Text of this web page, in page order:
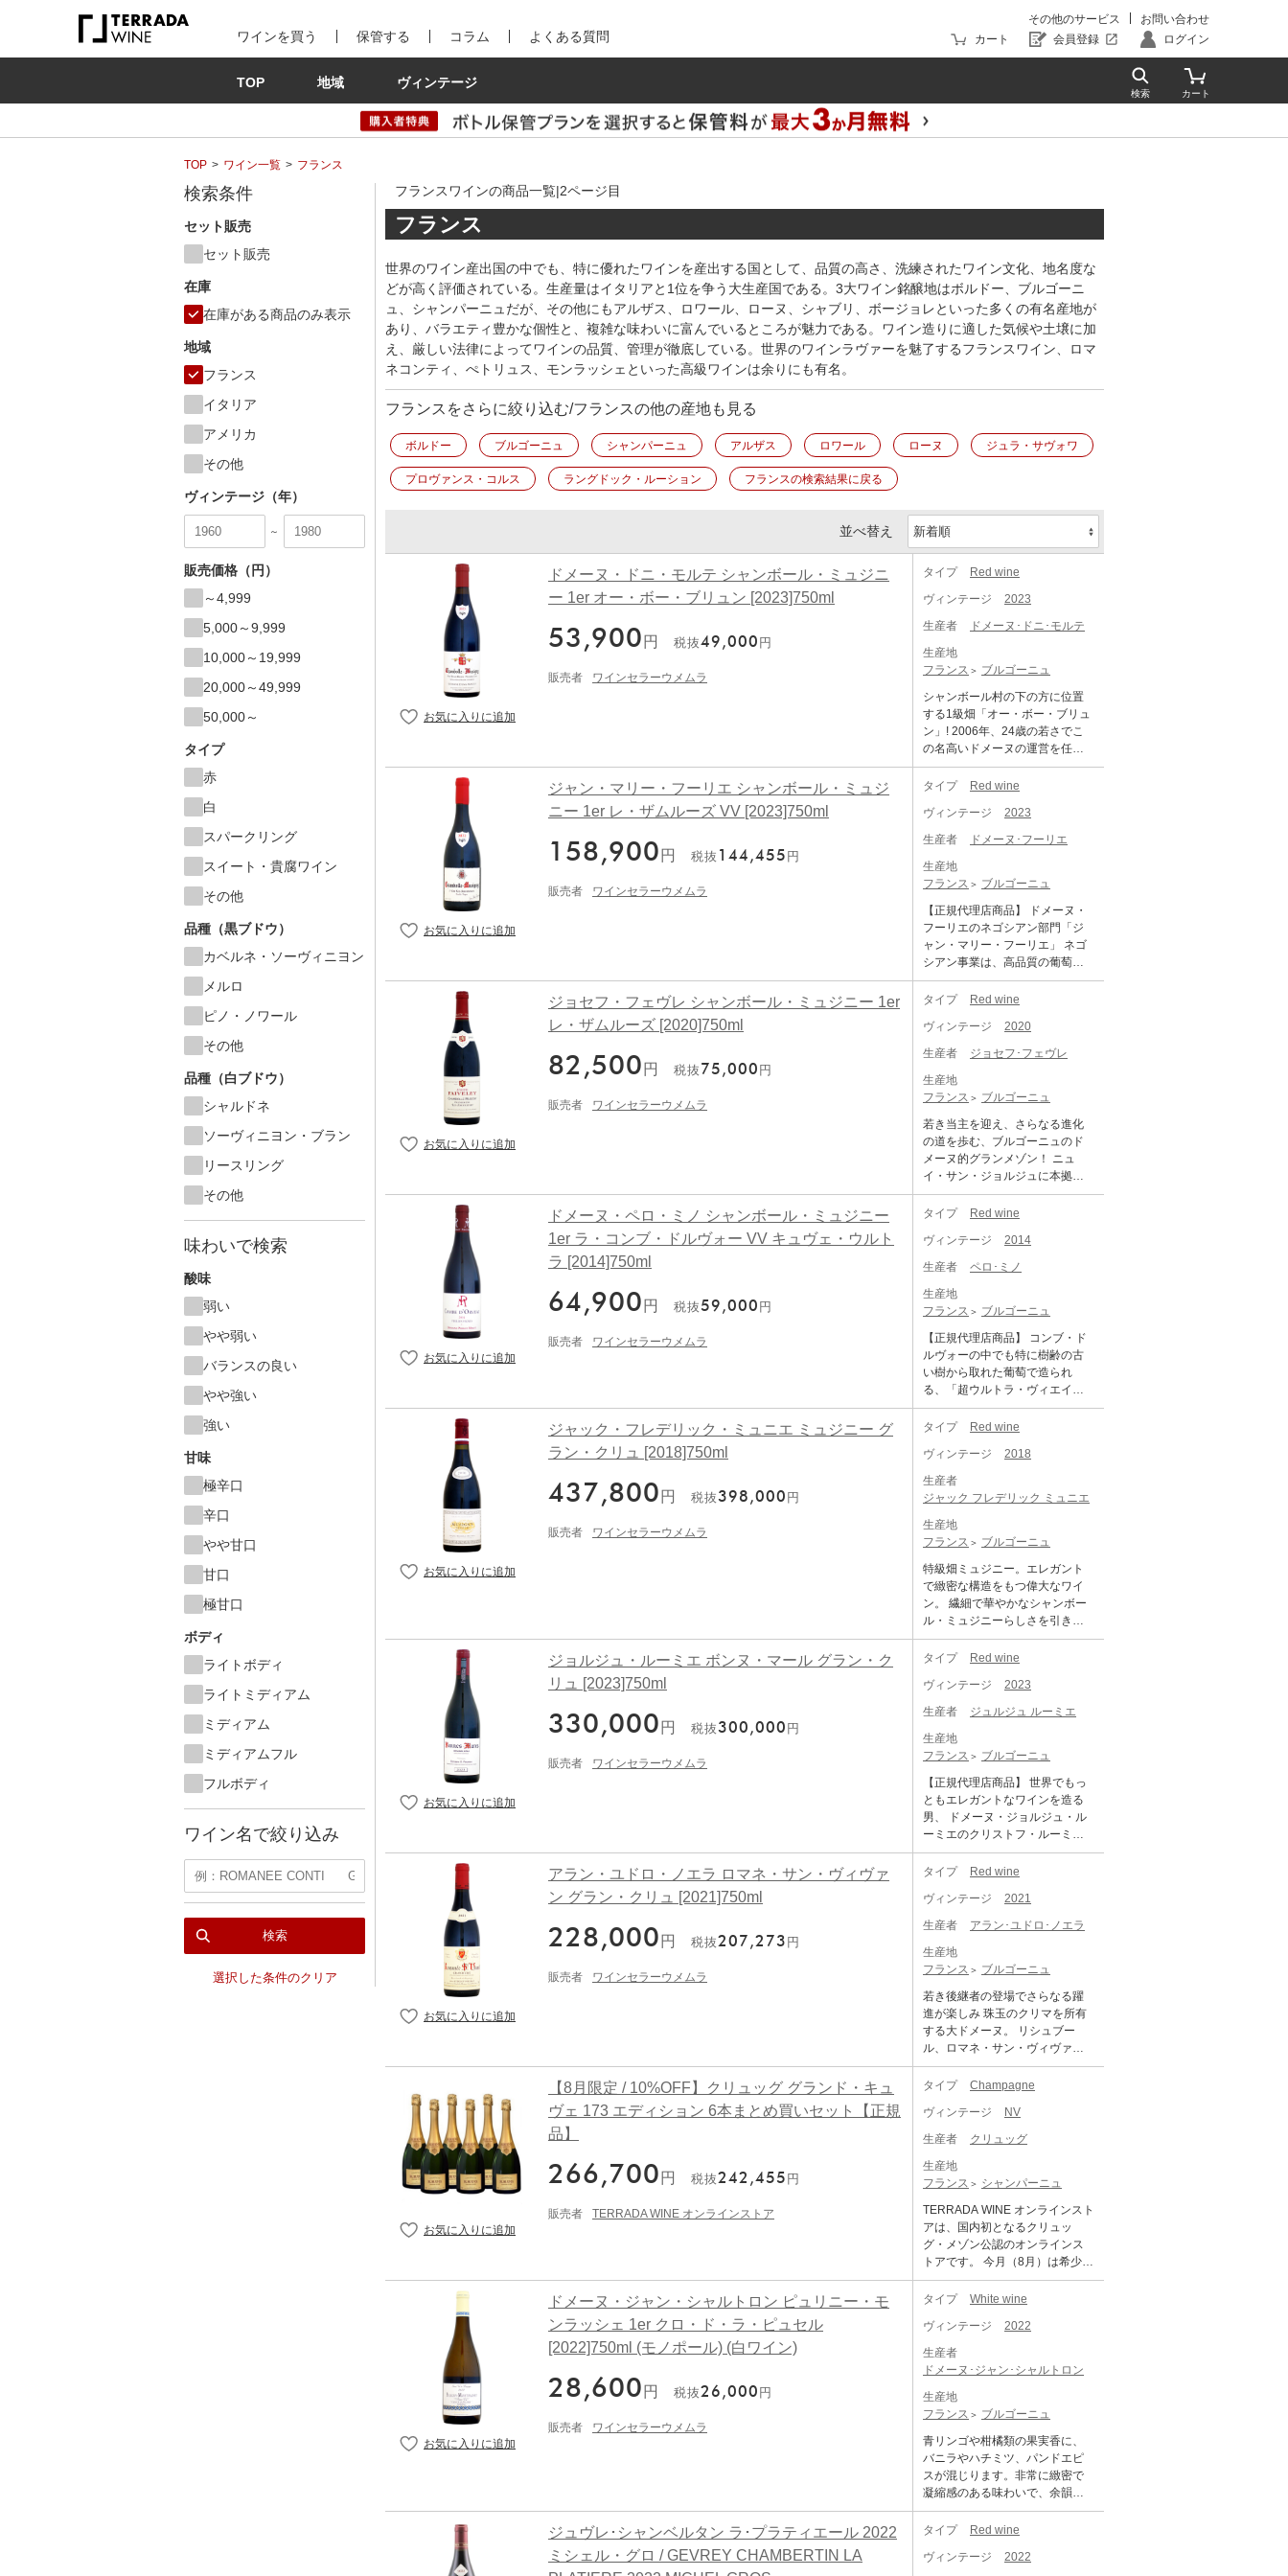
ワインを買う 保管する コラム よくある質問
その他のサービス
お問い合わせ
カート
会員登録 ログイン
TOP 地域 ヴィンテージ
TOP ワイン一覧 フランス
検索条件
セット販売
セット販売
在庫
在庫がある商品のみ表示
地域
フランス
イタリア
アメリカ
その他
ヴィンテージ（年）
～
販売価格（円）
～4,999
5,000～9,999
10,000～19,999
20,000～49,999
50,000～
タイプ
赤
白
スパークリング
スイート・貴腐ワイン
その他
品種（黒ブドウ）
カベルネ・ソーヴィニヨン
メルロ
ピノ・ノワール
その他
品種（白ブドウ）
シャルドネ
ソーヴィニヨン・ブラン
リースリング
その他
味わいで検索
酸味
弱い
やや弱い
バランスの良い
やや強い
強い
甘味
極辛口
辛口
やや甘口
甘口
極甘口
ボディ
ライトボディ
ライトミディアム
ミディアム
ミディアムフル
フルボディ
ワイン名で絞り込み
検索
選択した条件のクリア
フランスワインの商品一覧|2ページ目
フランス
世界のワイン産出国の中でも、特に優れたワインを産出する国として、品質の高さ、洗練されたワイン文化、地名度な
どが高く評価されている。生産量はイタリアと1位を争う大生産国である。3大ワイン銘醸地はボルドー、ブルゴーニ
ュ、シャンパーニュだが、その他にもアルザス、ロワール、ローヌ、シャブリ、ボージョレといった多くの有名産地が
あり、バラエティ豊かな個性と、複雑な味わいに富んでいるところが魅力である。ワイン造りに適した気候や土壌に加
え、厳しい法律によってワインの品質、管理が徹底している。世界のワインラヴァーを魅了するフランスワイン、ロマ
ネコンティ、ぺトリュス、モンラッシェといった高級ワインは余りにも有名。
フランスをさらに絞り込む/フランスの他の産地も見る
ボルドー ブルゴーニュ シャンパーニュ アルザス ロワール ローヌ ジュラ・サヴォワ
プロヴァンス・コルス ラングドック・ルーション フランスの検索結果に戻る
並べ替え
ドメーヌ・ドニ・モルテ シャンボール・ミュジニ
ー 1er オー・ボー・ブリュン [2023]750ml
53,900 円 税抜49,000 円
販売者 ワインセラーウメムラ
タイプ
Red wine
ヴィンテージ
2023
生産者
ドメーヌ･ドニ･モルテ
生産地
フランス
ブルゴーニュ
シャンボール村の下の方に位置
する1級畑「オー・ボー・ブリュ
ン」! 2006年、24歳の若さでこ
の名高いドメーヌの運営を任さ
れることとなった、故ドゥニ・
モルテの長男アルノー・モル
メーヌ・ルフレーヴで研修。ル
フレーヴで研修したのは自身も
け、ビオディナミにも興味があ
ったため。結果、ビオディナミ
の難しさを理解したという。今
日、11.2haの畑はきわめてビオ
ロジックに近く、化学肥料、殺
虫剤、除草剤には頼らない栽培
時にフィネスやエレガンスを備
えたものとなり、口当たりはま
変化しているのは確か。また、
アルノーはマルサネやフィサン
などコート・ド・ニュイ北部の
の地域の畑を増やしており、そ
れらのワインの品質がすこぶる
高い。ジュヴレ・シャンベルタ
ンに比べてその６割程度の価格
で入手可能なマルサネやフィサ
ンは、じつにお値打ちなワイン
である。 「シャンボール・ミュ
ジニー 1er オー・ボー・ブリュ
ン」は、村の下のほうに位置す
質が強いため水はけは良好。赤
い果実の香りが華やかで、しな
やかでシルキーなテクスチャー
をもつワイン。アルノーが造る
ようになり、よりテロワールの
キャラクターがくっきりとして
栽培、使用酵母：自生酵母、熟
樽、熟成期間：18ヶ月、所有面
積：23a、土壌：石灰岩、ぶどう
品種(セパージュ)：Pinot Noir 10
0%、ぶどうの仕立て：コルド
ン・ロワイヤとギュイヨ・サン
プル、平均樹齢：40年、平均年
方法：手摘み DOMAINE DENIS
MORTET Chambolle Musigny 1e
r Cru Aux Beaux Bruns ドメー
ヌ・ドニ・モルテ シャンボー
ー・ブリュン 生産地：フランス
ブルゴーニュ コート・ド・ニュ
産地呼称：AOC. CHAMBOLLE
MUSIGNY ぶどう品種：ピノ・ノ
ワール 100% アルコール度数：1
ディアムボディ
ジャン・マリー・フーリエ シャンボール・ミュジ
ニー 1er レ・ザムルーズ VV [2023]750ml
158,900 円 税抜 144,455 円
販売者 ワインセラーウメムラ
タイプ
Red wine
ヴィンテージ
2023
生産者
ドメーヌ･フーリエ
生産地
フランス
ブルゴーニュ
【正規代理店商品】 ドメーヌ・
フーリエのネゴシアン部門「ジ
ャン・マリー・フーリエ」 ネゴ
シアン事業は、高品質の葡萄で
あること、ドメーヌ生産量の3割
を超えないことを自らに課しリ
フィロソフィーで選ばれ、造ら
れており、ジャン=マリー氏曰く
うな存在」とのこと。 ドメー
ヌ・フーリエの当主、ジャン・
マリー・フーリエ氏が手掛ける
厳選して買い付けたブドウから
造られるネゴシアン物のワイン
です。毎年供給が追い付かず、
を立ち上げました。それは偉大
なジャン・マリーのワインをよ
くれる、素晴らしく価値のある
ラインナップとなっています。
「シャンボール・ミュジニー 1er
ュジニーの斜面下方に位置する
畑。繊細で非常に細かいタンニ
ンを持つ1本で、何十年もかけて
さらに進化する偉大なワインで
す。 ■テクニカル情報■ 発酵室に
は、最先端の技術を搭載した最
新の醸造設備を導入。ブドウは
完全に除梗して重力を利用して
ゆっくりと搾汁し、天然酵母だ
けを使って自然発酵させ、手作
す。 フーリエのワインは、純度
の高さと透明感、明るく鮮やか
で繊細な果実味が特徴で、SO2
の添加と新樽率(大体20%前後)を
必要最小限に抑えています。マ
ロラクティック発酵で自然放出
寝かせ、酸素との接触を避けて
引きせずに熟成させることで自
然にクリアな状態になるため、
清澄やろ過は一切不要です。 JE
AN MARIE FOURRIER CHAMB
OLLE MUSIGNY 1ER CRU LES
S (Maison) ジャン・マリー・フ
ーリエ シャンボール・ミュジニ
ー 1er レ・ザムルーズ (メゾン)
生産地：フランス ブルゴーニュ
ル・ミュジニー 原産地呼称：AO
C. CHAMBOLLE MUSIGNY ぶど
アルコール度数：13.5% 味わ
い：赤ワイン 辛口 ミディアムボ
ディ
ジョセフ・フェヴレ シャンボール・ミュジニー 1er
レ・ザムルーズ [2020]750ml
82,500 円 税抜 75,000 円
販売者 ワインセラーウメムラ
タイプ
Red wine
ヴィンテージ
2020
生産者
ジョセフ･フェヴレ
生産地
フランス
ブルゴーニュ
若き当主を迎え、さらなる進化
の道を歩む、ブルゴーニュのド
メーヌ的グランメゾン！ ニュ
イ・サン・ジョルジュに本拠を
置くフェヴレ社は、1825年の創
立から7代にわたって続くグラ
から造られるドメーヌもののワ
インが、全生産量の8割を占め、
画しています。 今日、2005年に
25歳の若さで事業を引き継いだ
エルワン・フェヴレがメゾンを
率いています。エルワンは、若
いうちはなかなか飲みづらく、
長年寝かせて初めて花開く典型
かつ長期の熟成もでき得るワイ
ンへとスタイルを変えました。
レ社はさらなる高みを目指して
進化し続けています。 ジョセ
フ・フェヴレのラベルで生産さ
れるワインは、ネゴシアン部門
ュのトップクラスの買いブドウ
が含まれます。ジョゼフ・フェ
ヴレのアイテムに関しても、熟
成と瓶詰めのみではなく、醸造
も自ら行っています。 「シャン
ボール・ミュジニー 1er レ・ザ
ムルーズ」は、紫がかったガー
ネット色。熟れたラズベリーや
スパイス、ロースト香などの表
も生き生きとしたエレガントな
ワイン。野生のブラックベリ
ー、スパイスとかすかにオーク
のニュアンスを感じる。素晴ら
しい余韻の長さも魅力的。7～10
年の熟成ポテンシャルを持つ。
生産されるワインは、ネゴシア
ゴーニュのトップクラスの買い
ブドウが含まれます。ジョゼ
フ・フェヴレのアイテムに関し
ても、熟成と瓶詰めのみではな
く、醸造も自ら行っています。 ■
年は晴天のヴィンテージです
が、ワインはフレッシュさを多
く示し、過熟感は微塵もありま
せん。冬は温暖で、雨はほとん
しい霜が降りたが、空気中の湿
度が低かったため、ブドウの木
寒波が来た後、夏は非常に乾燥
し、いくつかの孤立した嵐(ニュ
イ・サン・ジョルジュとヴージ
いました。歴史的に早い8月19日
に収穫を開始し、9月1日に終了
しました。 ■テクニカル情報■ 除
梗の割合：100%、発酵（樽／タ
ンク）：小樽、発酵温度：15～3
0度、ぶどう品種（セパージ
リュット・レゾネ JOSEPH FAIV
ELEY Chambolle Musigny 1er C
ru Les Amoureuses ジョセフ・
ニー 1er レ・ザムルーズ 生産
地：フランス ブルゴーニュ コー
ト・ド・ニュイ 原産地呼称：AO
C. CHAMBOLLE MUSIGNY ぶど
う品種：ピノ・ノワール 100%
アルコール度数：13.5% 味わ
ドメーヌ・ペロ・ミノ シャンボール・ミュジニー
1er ラ・コンブ・ドルヴォー VV キュヴェ・ウルト
ラ [2014]750ml
64,900 円 税抜 59,000 円
販売者 ワインセラーウメムラ
タイプ
Red wine
ヴィンテージ
2014
生産者
ペロ･ミノ
生産地
フランス
ブルゴーニュ
【正規代理店商品】 コンブ・ド
ルヴォーの中でも特に樹齢の古
い樹から取れた葡萄で造られ
る、「超ウルトラ・ヴィエイ
ユ・ヴィーニュ」! ＜キュヴェ・
ウルトラ＞ 通常のコンブ・ドル
との違いは、ネーミングの通り
「超ウルトラ・ヴィエイユ・ヴ
ィーニュ」ということです。 所
でも特に樹齢の古い樹から取れ
た葡萄を使い造られたキュヴ
ェ。 モレ・サン・ドニに本拠を
構え、家族4代にわたって続くド
メーヌです。1993年に現当主の
クリストフ ペロ・ミノ氏が父か
変更し、ワイン・スペクテータ
ーなどで特集記事が組まれるな
がって来ている大注目株です。
最新のクラスマンの評価では、
メオ・カミュゼやドミニク・ロ
を獲得し、現段階では「さまざ
まな技法・最新技術を試してい
る段階です。これらを習熟すれ
ば昔ながらの手仕事に頼ってい
るだけでは到達できない高いレ
ベルの品質の安定を得られるだ
ろう」(途中略)とかなりの高評価
と将来に渡る期待を寄せられて
います。 「シャンボール・ミュ
ォー VV キュヴェ・ウルトラ」
は、ミュジニーに隣接している1
級畑で、実質的にはグラン・ク
リュに匹敵する酒質と地質を備
えています。グラン・クリュの
ミュジニーとエシェゾーに挟ま
繊細でミネラル分豊富なワイン
く深みがあり、フレッシュさも
ある味わいのワインとなりま
画のブドウを使用している特別
なキュヴェ。赤系果実にスミレ
アロマを持ち、果実の凝縮感が
高く、肉付きのよさと上品さを
兼ね備えた逸品です。 そして、
通常のラ・コンブ・ドルヴォー
「超ウルトラ・ヴィエイユ・ヴ
ィーニュ」ということです。 所
の中でも特に樹齢の古い樹から
取れた葡萄を使い造られたキュ
ヴェで、殆どお目にかかること
はありません。平均的なヴィン
バランスする各要素の 強さを感
じさせる緊密な構成のワイン。
DOMAINE PERROT MINOT CHA
MBOLLE MUSIGNY PREMIER C
RU LA COMBE D'ORVEAU VIEI
LLES VIGNES CUVEE ULTRA
ール・ミュジニー 1er ラ・コン
ジャック・フレデリック・ミュニエ ミュジニー グ
ラン・クリュ [2018]750ml
437,800 円 税抜398,000 円
販売者 ワインセラーウメムラ
タイプ
Red wine
ヴィンテージ
2018
生産者
ジャック フレデリック ミュニエ
生産地
フランス
ブルゴーニュ
特級畑ミュジニー。エレガント
で緻密な構造をもつ偉大なワイ
ン。 繊細で華やかなシャンボー
ル・ミュジニーらしさを引き出
す名手として知られる、ジャッ
ク・フレデリック・ミュニエ。
ギュエやジョルジュ・ルーミエ
といったシャンボール・ミュジ
を並べる存在であり、年々入手
困難を極める造り手です。 「ミ
ュジニー グラン・クリュ」は、
一級畑レ・ザムルーズの土壌構
成に似ており、ブドウ樹が深く
根を伸ばすことができ、水はけ
魚卵状石灰岩を含んでおり、保
水性が高いのが特徴。隣接する
ガントでリッチさも感じられま
すが、より堅実な骨格を備えて
います。ジャック・フレデリッ
ュジニーを1.14ha所有。 ミュニ
エはミュジニー第2の広さを有す
る。ミュジニーを音楽家に喩え
るならバッハとフレデリック・
ミュニエはいう。静謐で深みあ
り、ミニマルだからと。ミュニ
エのミュジニーはフローラルか
つ赤い果実の香りが幾層にも重
なり、口中では柔らかな果実味
余韻の長さも桁はずれ。緻密な
構造をもつ偉大なワインであ
る。 JACQUES FREDERIC MU
GNIER MUSIGNY GRAND CRU
ジャック・フレデリック・ミュ
ニエ ミュジニー グラン・クリュ
コート・ド・ニュイ シャンボー
C. MUSIGNY GRAND CRU ぶど
う品種：ピノ・ノワール 100%
アルコール度数：13.5% 味わ
い：赤ワイン 辛口 ミディアムボ
ディ
ジョルジュ・ルーミエ ボンヌ・マール グラン・ク
リュ [2023]750ml
330,000 円 税抜300,000 円
販売者 ワインセラーウメムラ
タイプ
Red wine
ヴィンテージ
2023
生産者
ジュルジュ ルーミエ
生産地
フランス
ブルゴーニュ
【正規代理店商品】 世界でもっ
ともエレガントなワインを造る
男、 ドメーヌ・ジョルジュ・ル
ーミエのクリストフ・ルーミ
エ！ 1924年にシャンボール・ミ
ュジニィ村に設立。現当主はク
ールの繊細で上質なベルベッ
ト・タッチが極限まで豊かに表
ンボール村名でも余すところな
く発揮されている。実はルーミ
エは村名クラスにも幾つかのプ
ルミエ・クリュをアッサンブラ
ージュしており、通常の村名に
使用することもできる若木や一
ど、要求するクオリティの水準
が桁外れに高く厳しいことでも
キュヴェはシャンボール・ミュ
ジニー・プルミエ・クリュ
「レ・ザムルーズ」と0.1haのみ
ャンボールの「レ・フュエ」
「コンボット」、「ボンヌ・マ
ール」、モレ・サン・ドニのプ
ルミエ・クリュ 「クロ・ド・
ラ・ビュシエール」を単独所有
している。また、別の栽培農家
と契約して造るリュショット・
シャンベルタン、シャルム・シ
ャンベルタンはクリストフ自身
の名義でリリースしている。
ュ」 は、緊張感を生むテール・
ブランシュと、ふくよかさをも
たらすテール・ルージュがほぼ
半々アッサンブラージュされる
ルーミエのボンヌ・マール。赤
い果実と黒い果実のアロマも見
トさが拮抗する。バランスにか
マールに右に出るものはない。 ■
アラン・ユドロ・ノエラ ロマネ・サン・ヴィヴァ
ン グラン・クリュ [2021]750ml
228,000 円 税抜207,273 円
販売者 ワインセラーウメムラ
タイプ
Red wine
ヴィンテージ
2021
生産者
アラン･ユドロ･ノエラ
生産地
フランス
ブルゴーニュ
若き後継者の登場でさらなる躍
進が楽しみ 珠玉のクリマを所有
する大ドメーヌ。 リシュブー
ル、ロマネ・サン・ヴィヴァ
ン、ヴォーヌ・ロマネ1級マルコ
ンソール、シュショ、そしてボ
ーヌ・ロマネのクリマが揃う、
ドメーヌ・アラン・ユドロ・ノ
ーに生まれたアラン・ユドロ
が、妻のオディールとともにヴ
ージョにドメーヌを構えたのが1
964年。そのオディールがヴォー
ヌ・ロマネの大ドメーヌ、シャ
ルル・ノエラの孫娘で1978年に
マは、この時、旧ドメーヌ・シ
ャルル・ノエラからもたらされ
のドメーヌの多くの畑は、後に
シャルル・ノエラを買収したド
メーヌ・ルロワの区画と隣接し
ている。 現在、ワイン造りを行
者、アラン・ユドロ氏の孫、シ
ャルル・ヴァン・カネット氏。
ボーヌの醸造学校で1年間学び、
2007年からドメーヌ・ジャン・
ルイ・トラぺで研修を受け、200
8年にドメーヌに参画しました。
溢れる驚くほど滋味深いシャル
ル氏のワインは、飲み手の心を
【8月限定 / 10%OFF】クリュッグ グランド・キュ
ヴェ 173 エディション 6本まとめ買いセット【正規
品】
266,700 円 税抜242,455 円
販売者 TERRADA WINE オンラインストア
タイプ
Champagne
ヴィンテージ
NV
生産者
クリュッグ
生産地
フランス
シャンパーニュ
TERRADA WINE オンラインスト
アは、国内初となるクリュッ
グ・メゾン公認のオンラインス
トアです。 今月（8月）は希少な
特別商品をご案内いたしますの
で、ぜひご注目ください。 こち
ランド・キュヴェ 173 エディシ
ョンを期間限定・特別価格でご
案内いたします。 ＜セット内容
ェ 173 エディション ×6本 ◆ク
リュッグ グランド・キュヴェ 17
3 エディションについて クリュ
ッグ グランド・キュヴェ 173 エ
ディションは、13年の異なる収
穫年 から、150種類ものワイン
17年のワインが使用されていま
す。 今回の173 エディションの
ドメーヌ・ジャン・シャルトロン ピュリニー・モ
ンラッシェ 1er クロ・ド・ラ・ピュセル
[2022]750ml (モノポール) (白ワイン)
28,600 円 税抜26,000 円
販売者 ワインセラーウメムラ
タイプ
White wine
ヴィンテージ
2022
生産者
ドメーヌ･ジャン･シャルトロン
生産地
フランス
ブルゴーニュ
青リンゴや柑橘類の果実香に、
バニラやハチミツ、パンドエピ
スが混じります。非常に緻密で
凝縮感のある味わいで、余韻も
長く続く銘酒！ 1859年に樽職人
だったジャン・エドゥアール・
ました。デュパール氏はピュリ
ジュヴレ･シャンベルタン ラ･プラティエール 2022
ミシェル・グロ / GEVREY CHAMBERTIN LA
タイプ
Red wine
ヴィンテージ
2022